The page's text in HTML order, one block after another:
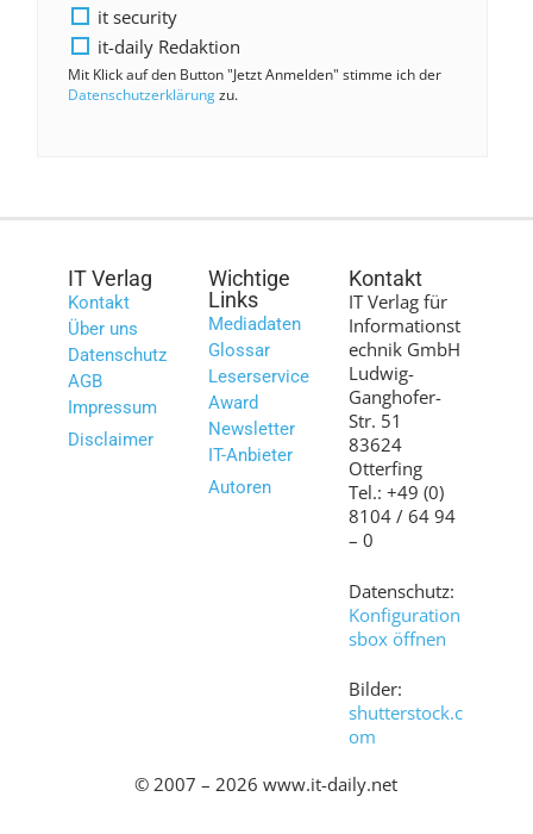
it security
it-daily Redaktion
Mit Klick auf den Button "Jetzt Anmelden" stimme ich der
Datenschutzerklärungzu.
IT Verlag
Kontakt
Über uns
Datenschutz
AGB
Impressum
Disclaimer
Wichtige
Links
Mediadaten
Glossar
Leserservice
Award
Newsletter
IT-Anbieter
Autoren
Kontakt
IT Verlag für
Informationst
echnik GmbH
Ludwig-
Ganghofer-
Str. 51
83624
Otterfing
Tel.: +49 (0)
8104 / 64 94
– 0
Datenschutz:
Konfiguration
sbox öffnen
Bilder:
shutterstock.c
om
© 2007 – 2026 www.it-daily.net